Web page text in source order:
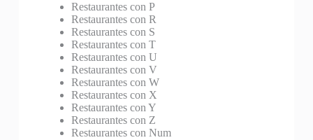
Restaurantes con P
Restaurantes con R
Restaurantes con S
Restaurantes con T
Restaurantes con U
Restaurantes con V
Restaurantes con W
Restaurantes con X
Restaurantes con Y
Restaurantes con Z
Restaurantes con Num